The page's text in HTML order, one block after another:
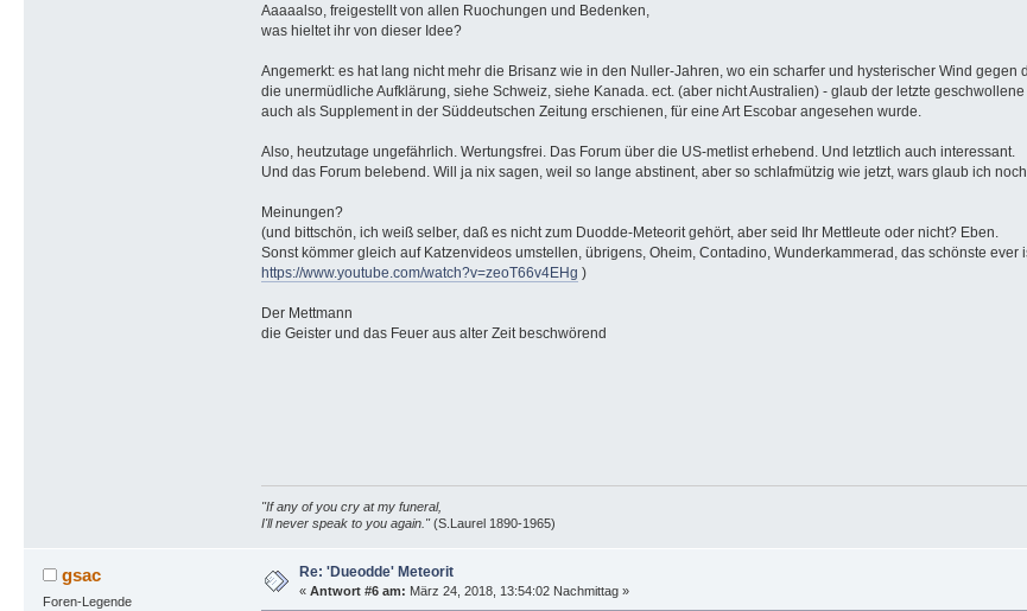
Aaaaalso, freigestellt von allen Ruochungen und Bedenken,
was hieltet ihr von dieser Idee?
Angemerkt: es hat lang nicht mehr die Brisanz wie in den Nuller-Jahren, wo ein scharfer und hysterischer Wind
die unermüdliche Aufklärung, siehe Schweiz, siehe Kanada. ect. (aber nicht Australien) - glaub der letzte
auch als Supplement in der Süddeutschen Zeitung erschienen, für eine Art Escobar angesehen wurde.
Also, heutzutage ungefährlich. Wertungsfrei. Das Forum über die US-metlist erhebend. Und letztlich auch interessant.
Und das Forum belebend. Will ja nix sagen, weil so lange abstinent, aber so schlafmützig wie jetzt, wars glaub ich
Meinungen?
(und bittschön, ich weiß selber, daß es nicht zum Duodde-Meteorit gehört, aber seid Ihr Mettleute oder nicht? Eben.
Sonst kömmer gleich auf Katzenvideos umstellen, übrigens, Oheim, Contadino, Wunderkammerad, das schönste
https://www.youtube.com/watch?v=zeoT66v4EHg )
Der Mettmann
die Geister und das Feuer aus alter Zeit beschwörend
"If any of you cry at my funeral,
I'll never speak to you again."(S.Laurel 1890-1965)
gsac
Foren-Legende
Re: 'Dueodde' Meteorit
« Antwort #6 am: März 24, 2018, 13:54:02 Nachmittag »